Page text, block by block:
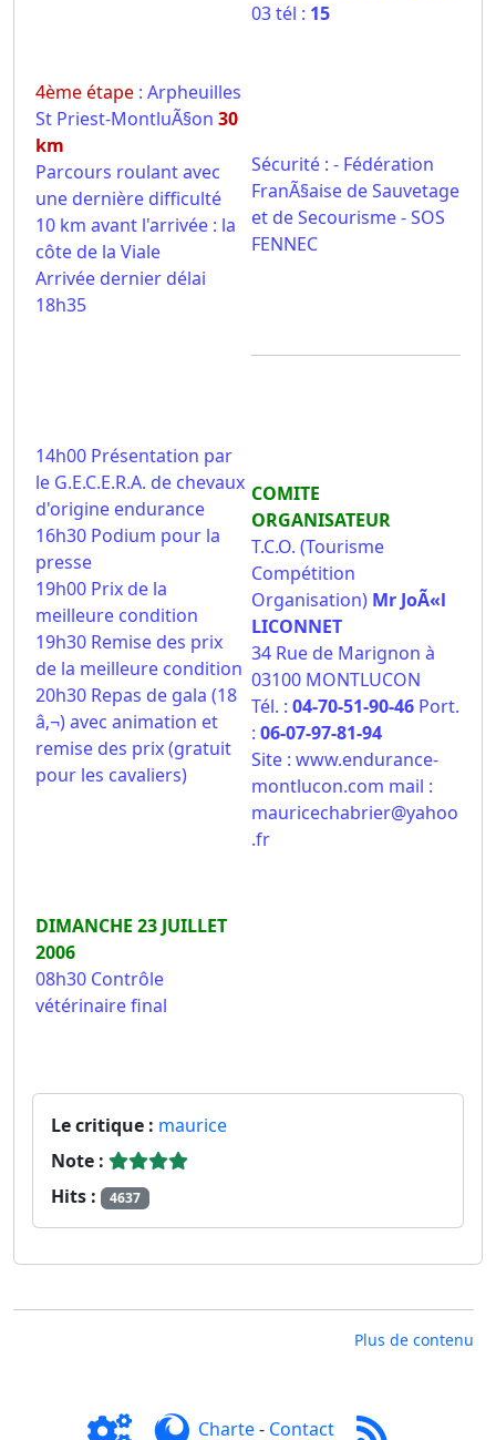
4ème étape : Arpheuilles
St Priest-MontluÃ§on 30
km
Parcours roulant avec
une dernière difficulté
10 km avant l'arrivée : la
côte de la Viale
Arrivée dernier délai
18h35
14h00 Présentation par
le G.E.C.E.R.A. de chevaux
d'origine endurance
16h30 Podium pour la
presse
19h00 Prix de la
meilleure condition
19h30 Remise des prix
de la meilleure condition
20h30 Repas de gala (18
â‚¬) avec animation et
remise des prix (gratuit
pour les cavaliers)
DIMANCHE 23 JUILLET
2006
08h30 Contrôle
vétérinaire final
03 tél : 15
Sécurité : - Fédération
FranÃ§aise de Sauvetage
et de Secourisme - SOS
FENNEC
COMITE
ORGANISATEUR
T.C.O. (Tourisme
Compétition
Organisation) Mr JoÃ«l
LICONNET
34 Rue de Marignon à
03100 MONTLUCON
Tél. : 04-70-51-90-46 Port.
: 06-07-97-81-94
Site : www.endurance-
montlucon.com mail :
mauricechabrier@yahoo
.fr
Le critique : maurice
Note :
Hits :
4637
Plus de contenu
Charte- Contact